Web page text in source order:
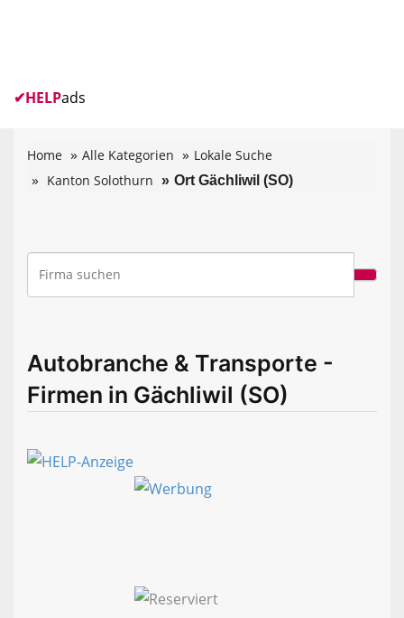
✔HELPads
Home Alle Kategorien
Lokale Suche
Kanton Solothurn
Ort Gächliwil (SO)
Autobranche & Transporte -
Firmen in Gächliwil (SO)